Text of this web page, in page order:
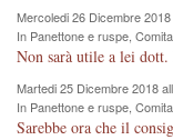
Mercoledi 26 Dicembre
In Panettone e ruspe,
cronoprogramma"
Martedi 25 Dicembre 2018
In Panettone e ruspe,
cronoprogramma"